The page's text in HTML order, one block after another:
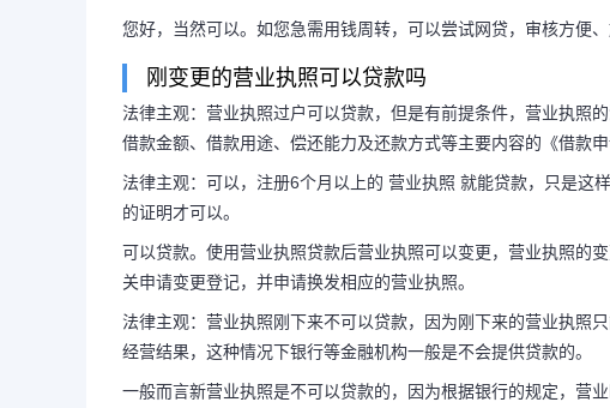
您好，当然可以。如您急需用钱周转，可以尝试网贷，审核方便
刚变更的营业执照可以贷款吗
法律主观：营业执照过户可以贷款，但是有前提条件，营业执照
借款金额、借款用途、偿还能力及还款方式等主要内容的《借款申
法律主观：可以，注册6个月以上的 营业执照 就能贷款，只是这
的证明才可以。
可以贷款。使用营业执照贷款后营业执照可以变更，营业执照的
关申请变更登记，并申请换发相应的营业执照。
法律主观：营业执照刚下来不可以贷款，因为刚下来的营业执照
经营结果，这种情况下银行等金融机构一般是不会提供贷款的。
一般而言新营业执照是不可以贷款的，因为根据银行的规定，营